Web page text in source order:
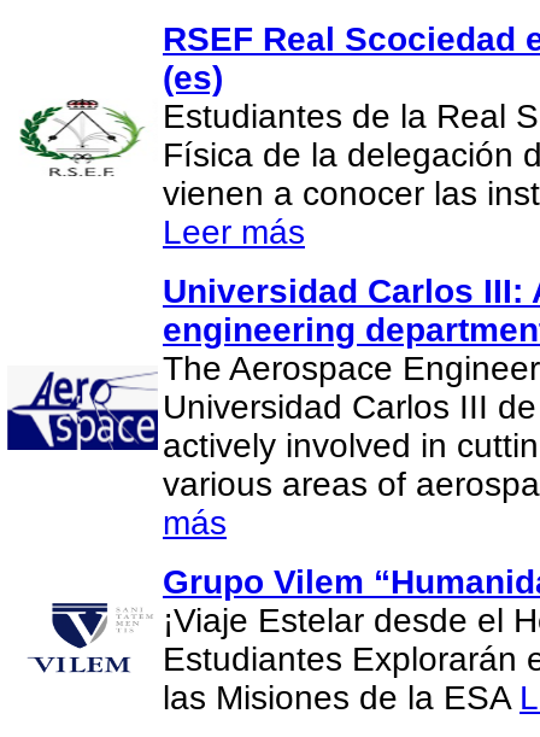
RSEF Real Scociedad
(es)
Estudiantes de la Real
Física de la delegación
vienen a conocer las
Leer más
Universidad Carlos III:
engineering
The Aerospace
Universidad Carlos III
actively involved in
various areas of
más
Grupo Vilem
¡Viaje Estelar desde el
Estudiantes Explorarán
las Misiones de la ESA